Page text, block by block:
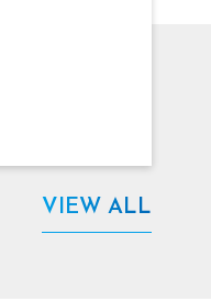
VIEW ALL